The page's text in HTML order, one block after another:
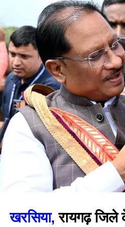
खरसिया, रायगढ़ जिले